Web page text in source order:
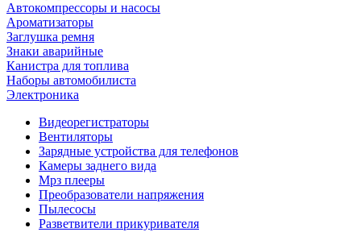
Автокомпрессоры и насосы
Ароматизаторы
Заглушка ремня
Знаки аварийные
Канистра для топлива
Наборы автомобилиста
Электроника
Видеорегистраторы
Вентиляторы
Зарядные устройства для телефонов
Камеры заднего вида
Мрз плееры
Преобразователи напряжения
Пылесосы
Разветвители прикуривателя